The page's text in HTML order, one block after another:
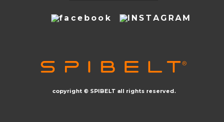
copyright © SPIBELT all rights reserved.